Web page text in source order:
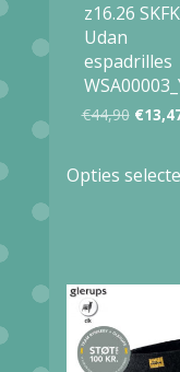
z16.26 SKFK
Udan
espadrilles
€44,90
was:
€
Opties